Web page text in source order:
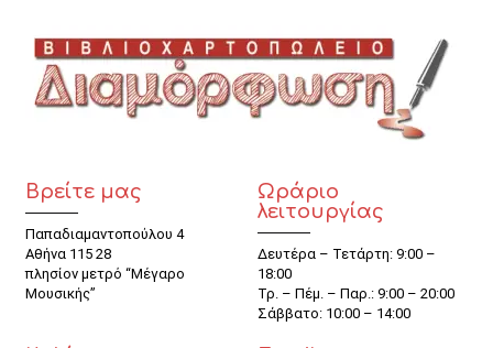
Βρείτε μας
Παπαδιαμαντοπούλου 4
Αθήνα 115 28
πλησίον μετρό “Μέγαρο
Μουσικής”
Ωράριο
λειτουργίας
Δευτέρα – Τετάρτη: 9:00 –
18:00
Τρ. – Πέμ. – Παρ.: 9:00 – 20:00
Σάββατο: 10:00 – 14:00